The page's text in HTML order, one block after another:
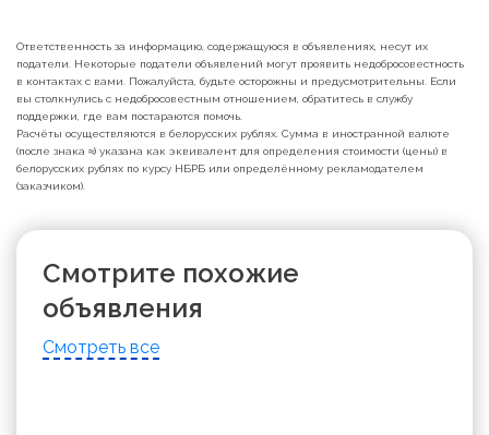
Ответственность за информацию, содержащуюся в объявлениях, несут их
податели. Некоторые податели объявлений могут проявить недобросовестность
в контактах с вами. Пожалуйста, будьте осторожны и предусмотрительны. Если
вы столкнулись с недобросовестным отношением, обратитесь в службу
поддержки, где вам постараются помочь.
Расчёты осуществляются в белорусских рублях. Сумма в иностранной валюте
(после знака ≈) указана как эквивалент для определения стоимости (цены) в
белорусских рублях по курсу НБРБ или определённому рекламодателем
(заказчиком).
Смотрите похожие
объявления
Смотреть все